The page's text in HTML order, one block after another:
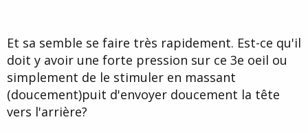
Et sa semble se faire très rapidement. Est-ce qu'il
doit y avoir une forte pression sur ce 3e oeil ou
simplement de le stimuler en massant
(doucement)puit d'envoyer doucement la tête
vers l'arrière?